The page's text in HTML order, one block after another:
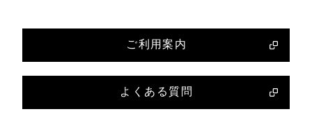
ご利用案内
よくある質問